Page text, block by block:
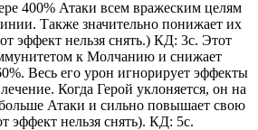
400% Атаки всем вражеским целям
Также значительно понижает их
эффект нельзя снять.) КД: 3с. Этот
к Молчанию и снижает
Весь его урон игнорирует эффекты
Когда Герой уклоняется, он на
Атаки и сильно повышает свою
эффект нельзя снять). КД: 5с.